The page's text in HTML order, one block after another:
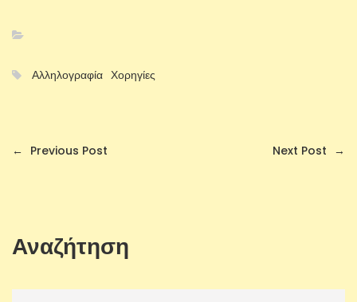
Αλληλογραφία Χορηγίες
← Previous Post Next Post →
Αναζήτηση